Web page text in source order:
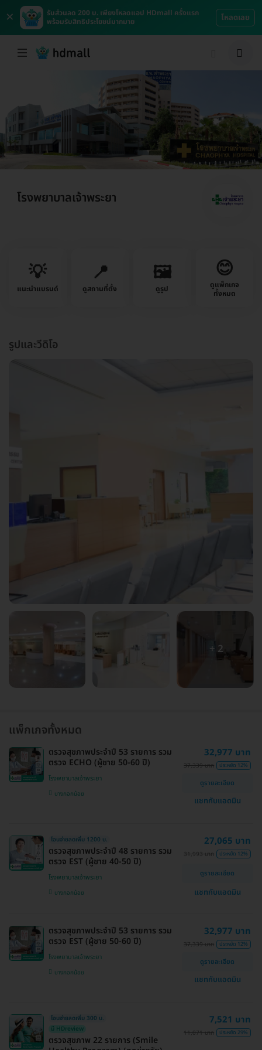
×
รับส่วนลด 200 บ. เพียงโหลดแอป HDmall ครั้งแรก
พร้อมรับสิทธิประโยชน์มากมาย
โหลดเลย
โรงพยาบาลเจ้าพระยา
💡
แนะนำแบรนด์
📍
ดูสถานที่ตั้ง
🖼️
ดูรูป
😊
ดูแพ็กเกจ
ทั้งหมด
รูปและวีดิโอ
+ 2
แพ็กเกจทั้งหมด
ตรวจสุขภาพประจำปี 53 รายการ รวม
ตรวจ ECHO (ผู้ชาย 50-60 ปี)
โรงพยาบาลเจ้าพระยา
บางกอกน้อย
32,977 บาท
37,339 บาท ประหยัด 12%
ดูรายละเอียด
แชทกับแอดมิน
โอนจ่ายลดเพิ่ม 1200 บ.
ตรวจสุขภาพประจำปี 48 รายการ รวม
ตรวจ EST (ผู้ชาย 40-50 ปี)
โรงพยาบาลเจ้าพระยา
บางกอกน้อย
27,065 บาท
31,993 บาท ประหยัด 12%
ดูรายละเอียด
แชทกับแอดมิน
ตรวจสุขภาพประจำปี 53 รายการ รวม
ตรวจ EST (ผู้ชาย 50-60 ปี)
โรงพยาบาลเจ้าพระยา
บางกอกน้อย
32,977 บาท
37,339 บาท ประหยัด 12%
ดูรายละเอียด
แชทกับแอดมิน
โอนจ่ายลดเพิ่ม 300 บ.
มี HDreview
ตรวจสุขภาพ 22 รายการ (Smile
7,521 บาท
11,071 บาท ประหยัด 29%